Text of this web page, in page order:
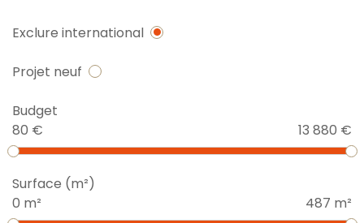
Exclure international
Projet neuf
Budget
80 €
13 880 €
Surface (m²)
0 m²
487 m²